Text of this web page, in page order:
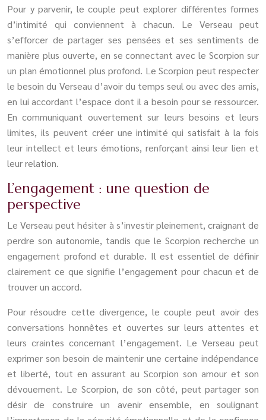
Pour y parvenir, le couple peut explorer différentes formes
d’intimité qui conviennent à chacun. Le Verseau peut
s’efforcer de partager ses pensées et ses sentiments de
manière plus ouverte, en se connectant avec le Scorpion sur
un plan émotionnel plus profond. Le Scorpion peut respecter
le besoin du Verseau d’avoir du temps seul ou avec des amis,
en lui accordant l’espace dont il a besoin pour se ressourcer.
En communiquant ouvertement sur leurs besoins et leurs
limites, ils peuvent créer une intimité qui satisfait à la fois
leur intellect et leurs émotions, renforçant ainsi leur lien et
leur relation.
L’engagement : une question de
perspective
Le Verseau peut hésiter à s’investir pleinement, craignant de
perdre son autonomie, tandis que le Scorpion recherche un
engagement profond et durable. Il est essentiel de définir
clairement ce que signifie l’engagement pour chacun et de
trouver un accord.
Pour résoudre cette divergence, le couple peut avoir des
conversations honnêtes et ouvertes sur leurs attentes et
leurs craintes concernant l’engagement. Le Verseau peut
exprimer son besoin de maintenir une certaine indépendance
et liberté, tout en assurant au Scorpion son amour et son
dévouement. Le Scorpion, de son côté, peut partager son
désir de construire un avenir ensemble, en soulignant